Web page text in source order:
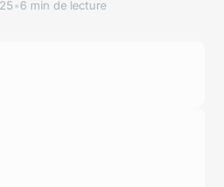
•6 min de lecture